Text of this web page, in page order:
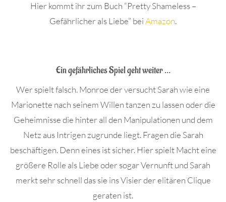
Hier kommt ihr zum Buch “Pretty Shameless –
Gefährlicher als Liebe” beiAmazon.
Ein gefährliches Spiel geht weiter …
Wer spielt falsch. Monroe der versucht Sarah wie eine
Marionette nach seinem Willen tanzen zu lassen oder die
Geheimnisse die hinter all den Manipulationen und dem
Netz aus Intrigen zugrunde liegt. Fragen die Sarah
beschäftigen. Denn eines ist sicher. Hier spielt Macht eine
größere Rolle als Liebe oder sogar Vernunft und Sarah
merkt sehr schnell das sie ins Visier der elitären Clique
geraten ist.